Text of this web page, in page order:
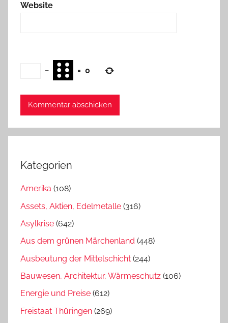
Website
− = 0
Kategorien
Amerika (108)
Assets, Aktien, Edelmetalle (316)
Asylkrise (642)
Aus dem grünen Märchenland (448)
Ausbeutung der Mittelschicht (244)
Bauwesen, Architektur, Wärmeschutz (106)
Energie und Preise (612)
Freistaat Thüringen (269)